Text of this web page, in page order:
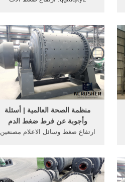
جرش (طحن . [الدردشة على
الانترنت] الكيمياء الصناعية موضوع
الكرة مطحنة عملية
منظمة الصحة العالمية | أسئلة
وأجوبة عن فرط ضغط الدم
ارتفاع ضغط وسائل الاعلام مصنعين
الاعلام في عملية سحق, مطحنة